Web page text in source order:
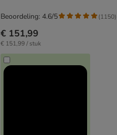
€ 151,99
€ 151,99 / stuk
Beoordeling: 4.6/5 (1150)